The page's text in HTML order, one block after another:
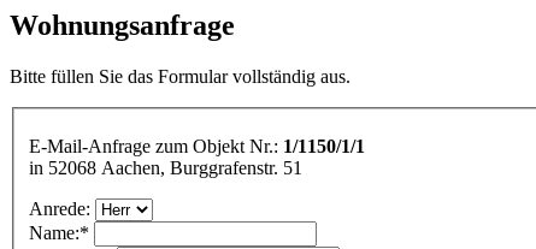
Wohnungsanfrage
Bitte füllen Sie das Formular vollständig aus.
E-Mail-Anfrage zum Objekt Nr.: 1/1150/1/1
in 52068 Aachen, Burggrafenstr. 51
Anrede:
Name:*